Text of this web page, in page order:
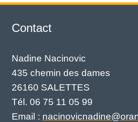
Contact
Nadine Nacinovic
435 chemin des dames
26160 SALETTES
Tél. 06 75 11 05 99
Email :